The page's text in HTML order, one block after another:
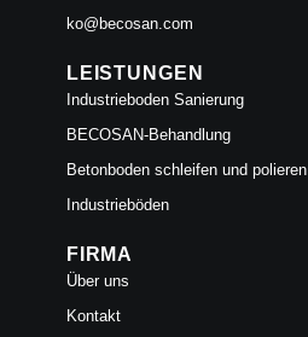
ko@becosan.com
LEISTUNGEN
Industrieboden Sanierung
BECOSAN-Behandlung
Betonboden schleifen und polieren
Industrieböden
FIRMA
Über uns
Kontakt